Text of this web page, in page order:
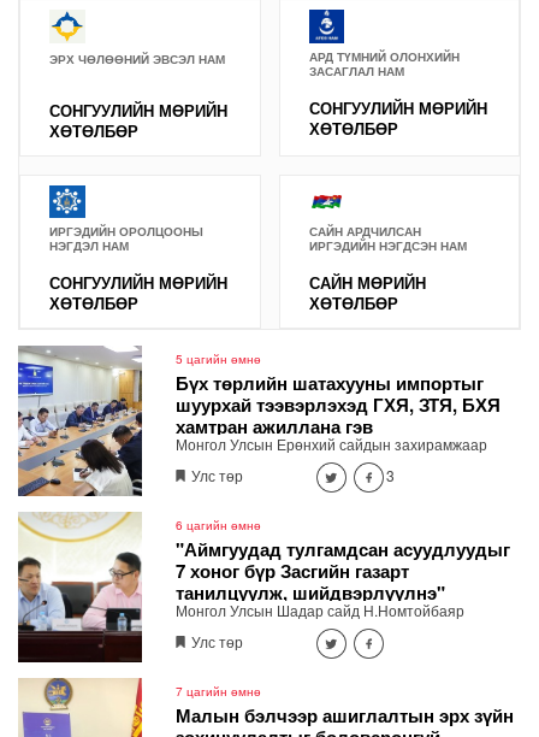
ЭРХ ЧӨЛӨӨНИЙ ЭВСЭЛ НАМ
СОНГУУЛИЙН МӨРИЙН
ХӨТӨЛБӨР
АРД ТҮМНИЙ ОЛОНХИЙН
ЗАСАГЛАЛ НАМ
СОНГУУЛИЙН МӨРИЙН
ХӨТӨЛБӨР
ИРГЭДИЙН ОРОЛЦООНЫ
НЭГДЭЛ НАМ
СОНГУУЛИЙН МӨРИЙН
ХӨТӨЛБӨР
САЙН АРДЧИЛСАН
ИРГЭДИЙН НЭГДСЭН НАМ
САЙН МӨРИЙН
ХӨТӨЛБӨР
5 цагийн өмнө
Бүх төрлийн шатахууны импортыг
шуурхай тээвэрлэхэд ГХЯ, ЗТЯ, БХЯ
хамтран ажиллана гэв
Монгол Улсын Ерөнхий сайдын захирамжаар
байгуулагдсан шатахууны хангамж,
нийлүүлэлтийг тогтворжуулах шуурхай штаб өдөр
хурлаар холбогдох газрууд ажлын үр дүнгээ
танилцуулж, үүрэг чиглэлийг өглөө.
Улс төр 3
6 цагийн өмнө
"Аймгуудад тулгамдсан асуудлуудыг
7 хоног бүр Засгийн газарт
танилцуулж, шийдвэрлүүлнэ"
Монгол Улсын Шадар сайд Н.Номтойбаяр
өнөөдөр Өмнөговь, Дундговь аймагт ажиллалаа.
Ерөнхий сайдын 10 дугаар албан даалгавар,
тушаалын хүрээнд Өмнөговь аймагт байгаль
орчин, уул уурхайн 358 зөрчил илрүүлж, 200
гаруйг нь арилгуулаад байна.
Улс төр
7 цагийн өмнө
Малын бэлчээр ашиглалтын эрх зүйн